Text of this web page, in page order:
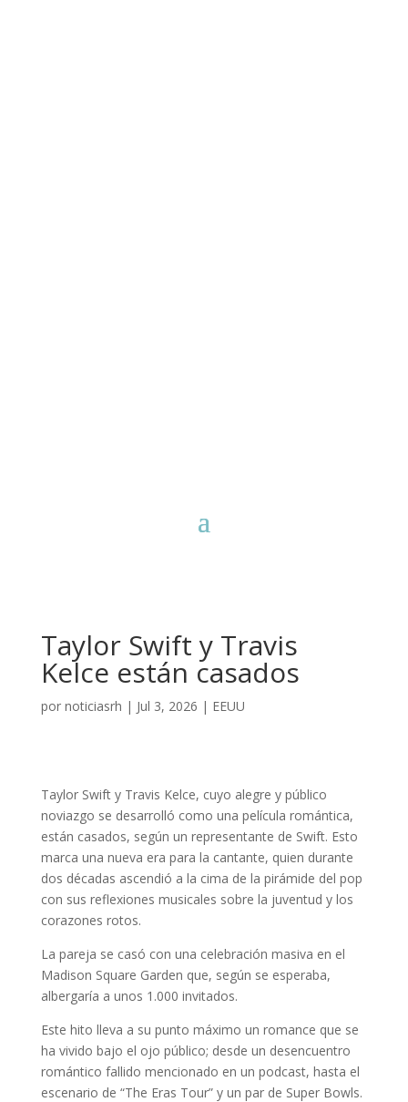
Taylor Swift y Travis
Kelce están casados
por noticiasrh | Jul 3, 2026 | EEUU
Taylor Swift y Travis Kelce, cuyo alegre y público
noviazgo se desarrolló como una película romántica,
están casados, según un representante de Swift. Esto
marca una nueva era para la cantante, quien durante
dos décadas ascendió a la cima de la pirámide del pop
con sus reflexiones musicales sobre la juventud y los
corazones rotos.
La pareja se casó con una celebración masiva en el
Madison Square Garden que, según se esperaba,
albergaría a unos 1.000 invitados.
Este hito lleva a su punto máximo un romance que se
ha vivido bajo el ojo público; desde un desencuentro
romántico fallido mencionado en un podcast, hasta el
escenario de “The Eras Tour” y un par de Super Bowls.